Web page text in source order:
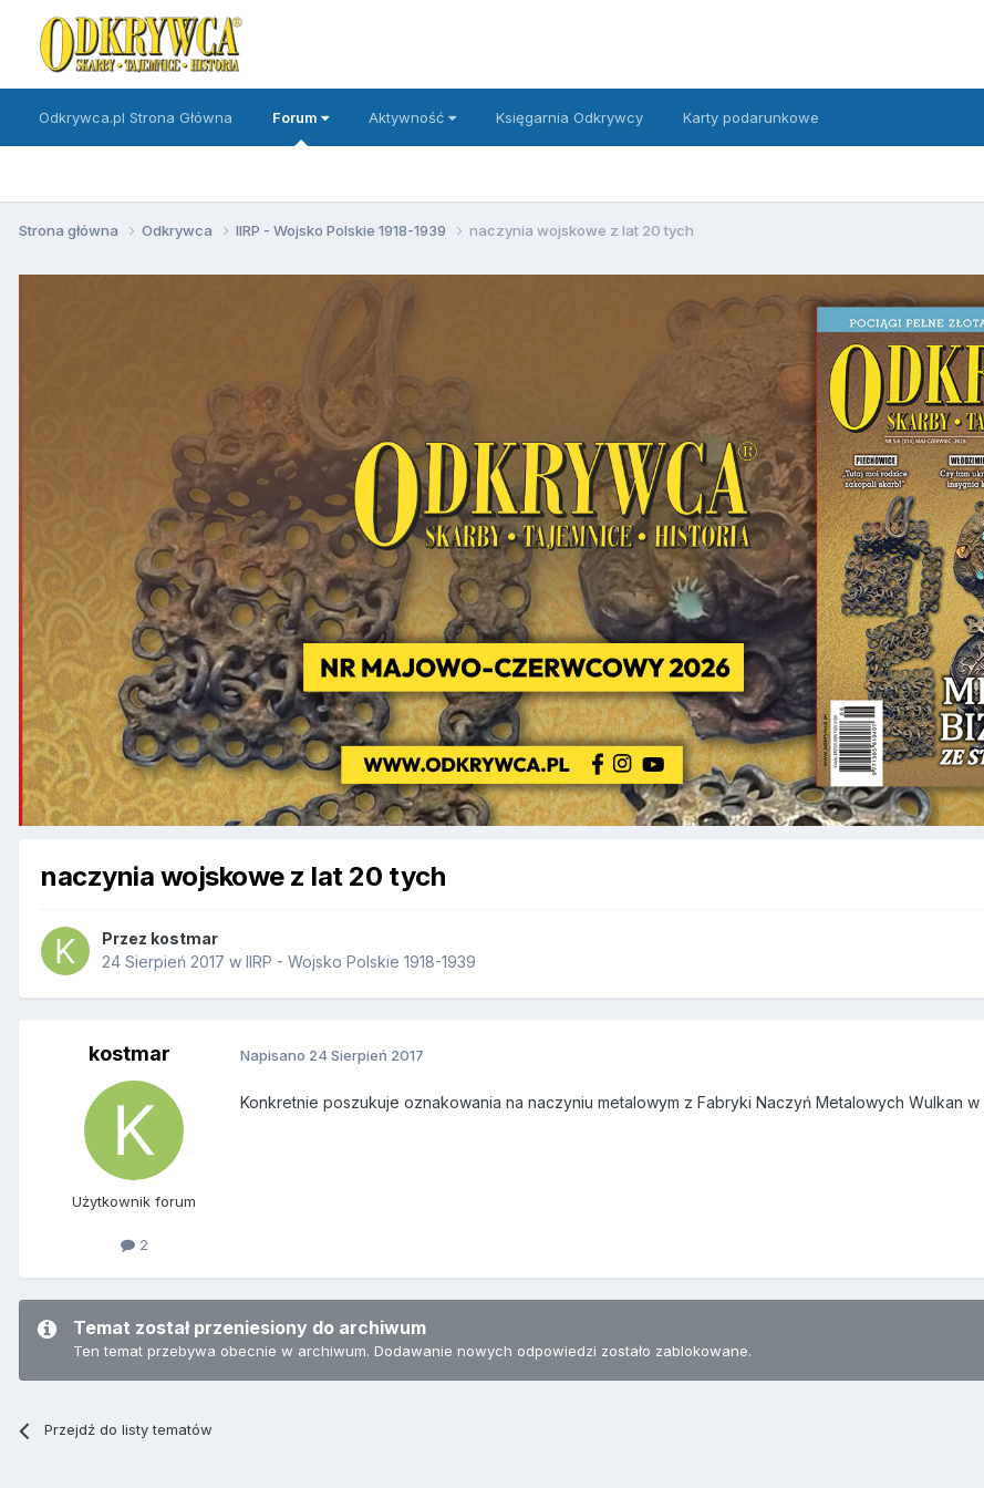
Odkrywca.pl Strona Główna Forum Aktywność Księgarnia Odkrywcy Karty podarunkowe
Strona główna Odkrywca IIRP - Wojsko Polskie 1918-1939 naczynia wojskowe z lat 20 tych
naczynia wojskowe z lat 20 tych
Przez kostmar
24 Sierpień 2017 w IIRP - Wojsko Polskie 1918-1939
kostmar
Użytkownik forum
2
Napisano 24 Sierpień 2017
Konkretnie poszukuje oznakowania na naczyniu metalowym z Fabryki Naczyń Metalowych Wulkan w
Temat został przeniesiony do archiwum
Ten temat przebywa obecnie w archiwum. Dodawanie nowych odpowiedzi zostało zablokowane.
Przejdź do listy tematów